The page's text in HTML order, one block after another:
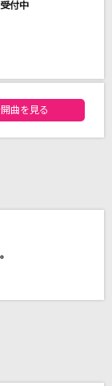
付中
ング
曲を見る